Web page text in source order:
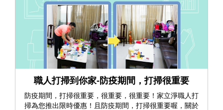
職人打掃到你家-防疫期間，打掃很重要
防疫期間，打掃很重要，很重要，很重要！家立淨職人打
掃為您推出限時優惠！且防疫期間，打掃很重要喔，關於